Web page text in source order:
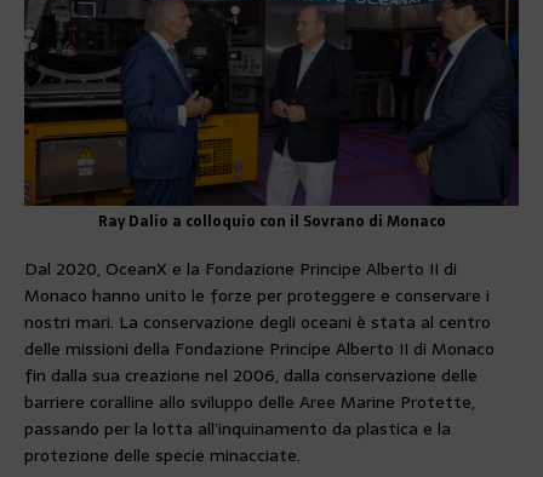
Ray Dalio a colloquio con il Sovrano di Monaco
Dal 2020, OceanX e la Fondazione Principe Alberto II di
Monaco hanno unito le forze per proteggere e conservare i
nostri mari. La conservazione degli oceani è stata al centro
delle missioni della Fondazione Principe Alberto II di Monaco
fin dalla sua creazione nel 2006, dalla conservazione delle
barriere coralline allo sviluppo delle Aree Marine Protette,
passando per la lotta all’inquinamento da plastica e la
protezione delle specie minacciate.